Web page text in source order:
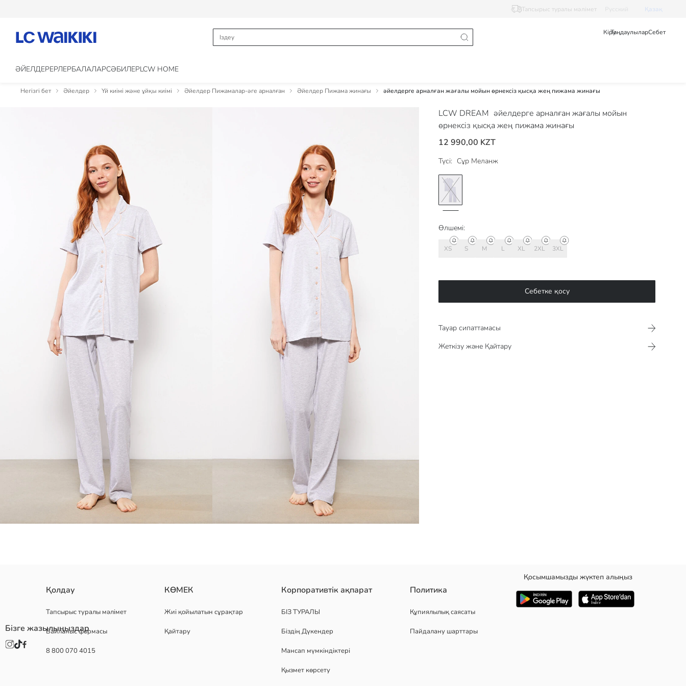
Тапсырыс туралы мәлімет Қазақ
КіруТаңдаулыларСебет
ӘЙЕЛДЕРЕРЛЕРБАЛАЛАРCӘБИЛЕРLCW HOME
Негізгі бет Әйелдер Үй киімі және ұйқы киімі Әйелдер Пижамалар-әге арналған Әйелдер Пижама жинағы әйелдерге арналған жағалы мойын өрнексіз қысқа жең пижама жинағы
LCW DREAM әйелдерге арналған жағалы мойын
өрнексіз қысқа жең пижама жинағы
12 990,00 KZT
Түсі: Сұр Меланж
Өлшемі:
XS S M L XL 2XL 3XL
Себетке қосу
Тауар сипаттамасы​​​​​
Жеткізу және Қайтару
созылмалы белдік
Негізгі Мата Пижаманың Асты:
Негізгі Мата Пижаманың Үсті:
Қолдау
Тапсырыс туралы мәлімет
Байланыс формасы
8 800 070 4015
КӨМЕК
Жиі қойылатын сұрақтар
Қайтару
Корпоративтік ақпарат
БІЗ ТУРАЛЫ
Біздің Дүкендер
Мансап мүмкіндіктері
Қызмет көрсету
Политика
Құпиялылық саясаты
Пайдалану шарттары
Қосымшамызды жүктеп алыңыз
Бізге жазылыңыздар